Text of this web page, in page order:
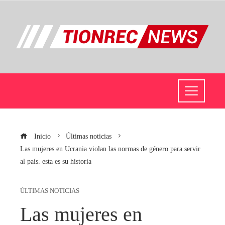
Inicio
Últimas noticias
Las mujeres en Ucrania violan las normas de género para servir
al país. esta es su historia
ÚLTIMAS NOTICIAS
Las mujeres en